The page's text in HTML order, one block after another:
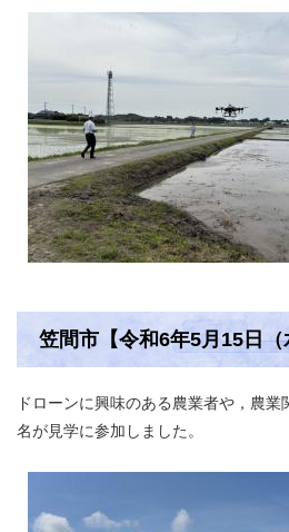
笠間市【令和6年5月15日
ドローンに興味のある農業者や，農
名が見学に参加しました。